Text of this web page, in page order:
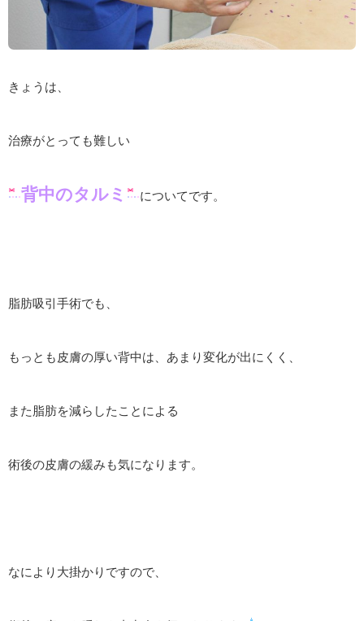
きょうは、
治療がとっても難しい
背中のタルミ についてです。
脂肪吸引手術でも、
もっとも皮膚の厚い背中は、あまり変化が出にくく、
また脂肪を減らしたことによる
術後の皮膚の緩みも気になります。
なにより大掛かりですので、